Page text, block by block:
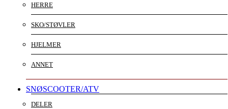
HERRE
SKO/STØVLER
HJELMER
ANNET
SNØSCOOTER/ATV
DELER